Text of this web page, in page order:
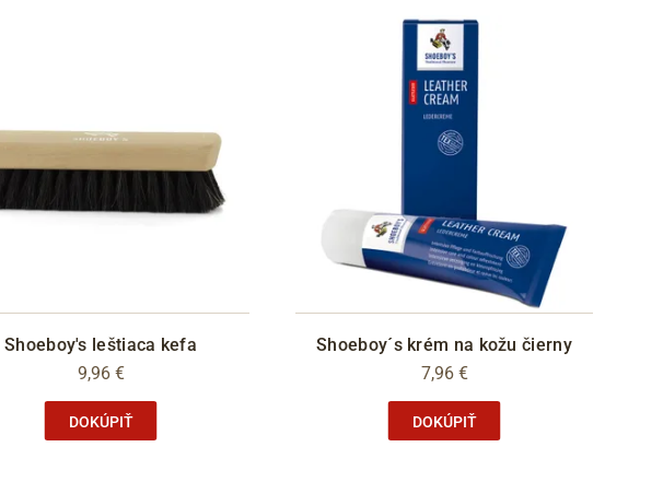
Shoeboy's leštiaca kefa
9,96 €
DOKÚPIŤ
Shoeboy´s krém na kožu čierny
7,96 €
DOKÚPIŤ